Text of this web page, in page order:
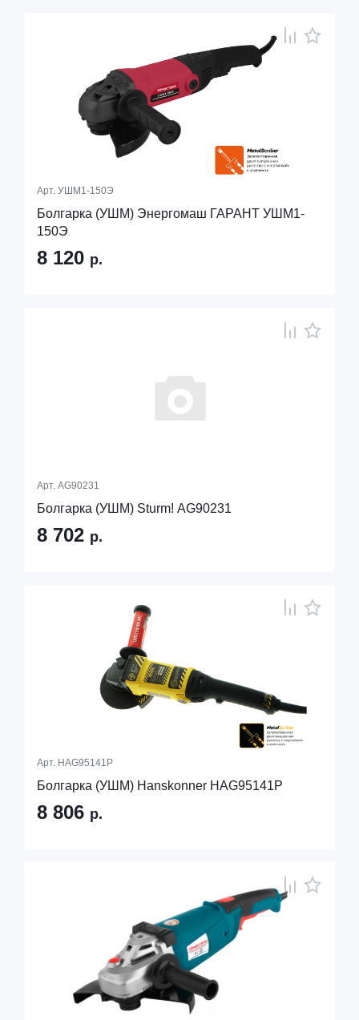
Арт. УШМ1-150Э
Болгарка (УШМ) Энергомаш ГАРАНТ УШМ1-
150Э
8 120 р.
Арт. AG90231
Болгарка (УШМ) Sturm! AG90231
8 702 р.
Арт. HAG95141P
Болгарка (УШМ) Hanskonner HAG95141P
8 806 р.